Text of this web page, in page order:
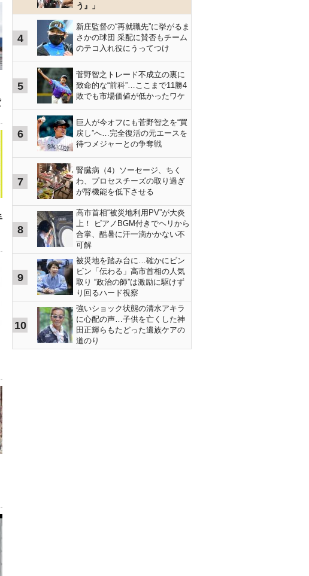
う』」
4
新庄監督の“再就職先”に挙がるま
さかの球団 采配に賛否もチーム
のテコ入れ役にうってつけ
5
菅野智之トレード不成立の裏に
致命的な“前科”…ここまで11勝4
敗でも市場価値が低かったワケ
6
巨人が今オフにも菅野智之を“買
戻し”へ…完全復活の元エースを
待つメジャーとの争奪戦
7
腎臓病（4）ソーセージ、ちく
わ、プロセスチーズの取り過ぎ
が腎機能を低下させる
8
高市首相“被災地利用PV”が大炎
上！ ピアノBGM付きでヘリから
合掌、酷暑に汗一滴かかない不
可解
9
被災地を踏み台に…確かにビン
ビン「伝わる」高市首相の人気
取り “政治の師”は激励に駆けず
り回るハード視察
10
強いショック状態の清水アキラ
に心配の声…子供を亡くした神
田正輝らもたどった遺族ケアの
道のり